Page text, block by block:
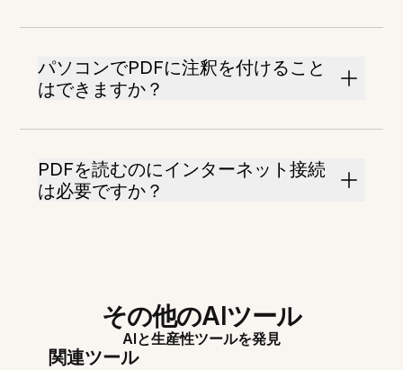
パソコンでPDFに注釈を付けること
はできますか？
PDFを読むのにインターネット接続
は必要ですか？
その他のAIツール
AIと生産性ツールを発見
関連ツール